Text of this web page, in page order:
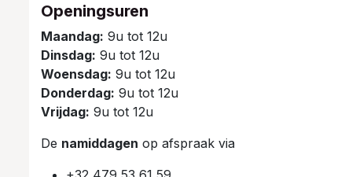
Openingsuren
Maandag: 9u tot 12u
Dinsdag: 9u tot 12u
Woensdag: 9u tot 12u
Donderdag: 9u tot 12u
Vrijdag: 9u tot 12u
De namiddagen op afspraak via